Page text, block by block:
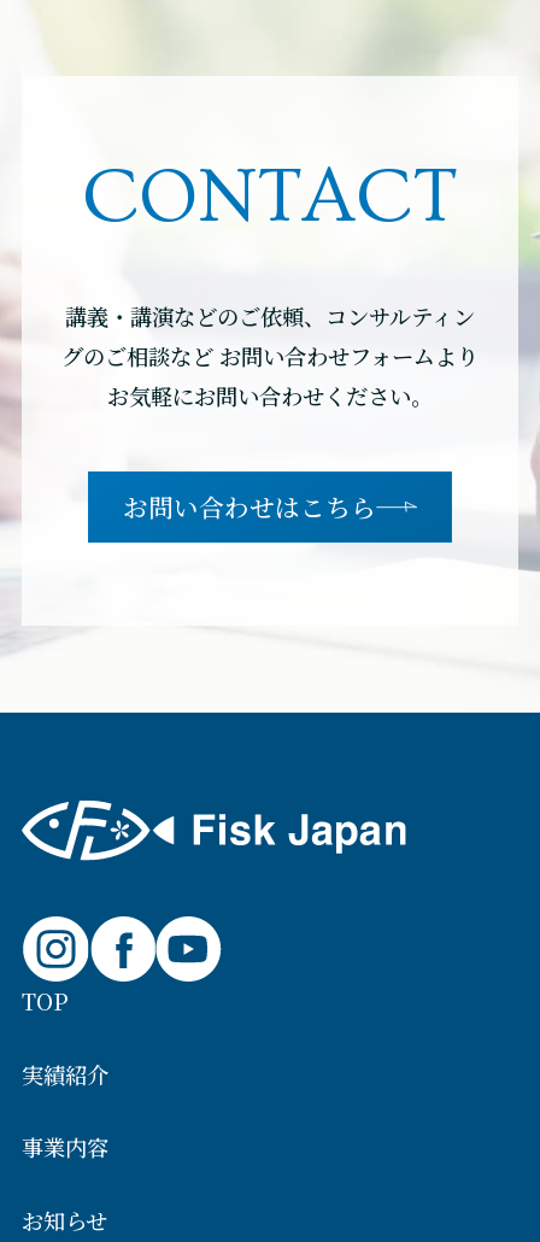
CONTACT
講義・講演などのご依頼、コンサルティン
グのご相談など お問い合わせフォームより
お気軽にお問い合わせください。
お問い合わせはこちら
TOP
実績紹介
事業内容
お知らせ